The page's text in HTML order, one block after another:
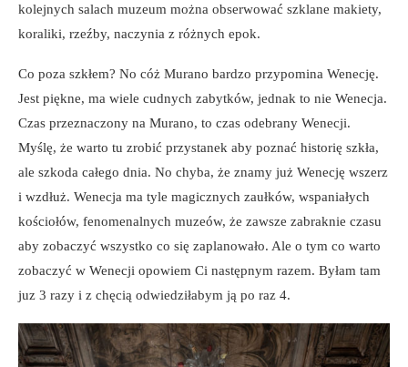
kolejnych salach muzeum można obserwować szklane makiety,
koraliki, rzeźby, naczynia z różnych epok.
Co poza szkłem? No cóż Murano bardzo przypomina Wenecję.
Jest piękne, ma wiele cudnych zabytków, jednak to nie Wenecja.
Czas przeznaczony na Murano, to czas odebrany Wenecji.
Myślę, że warto tu zrobić przystanek aby poznać historię szkła,
ale szkoda całego dnia. No chyba, że znamy już Wenecję wszerz
i wzdłuż. Wenecja ma tyle magicznych zaułków, wspaniałych
kościołów, fenomenalnych muzeów, że zawsze zabraknie czasu
aby zobaczyć wszystko co się zaplanowało. Ale o tym co warto
zobaczyć w Wenecji opowiem Ci następnym razem. Byłam tam
juz 3 razy i z chęcią odwiedziłabym ją po raz 4.